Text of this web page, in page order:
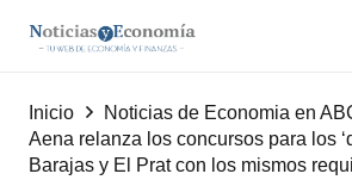
Inicio
Noticias de Economia en
Aena relanza los concursos para los
Barajas y El Prat con los mismos